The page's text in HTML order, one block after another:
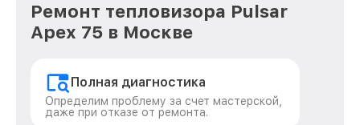
Ремонт тепловизора Pulsar
Apex 75 в Москве
Полная диагностика
Определим проблему за счет мастерской,
даже при отказе от ремонта.